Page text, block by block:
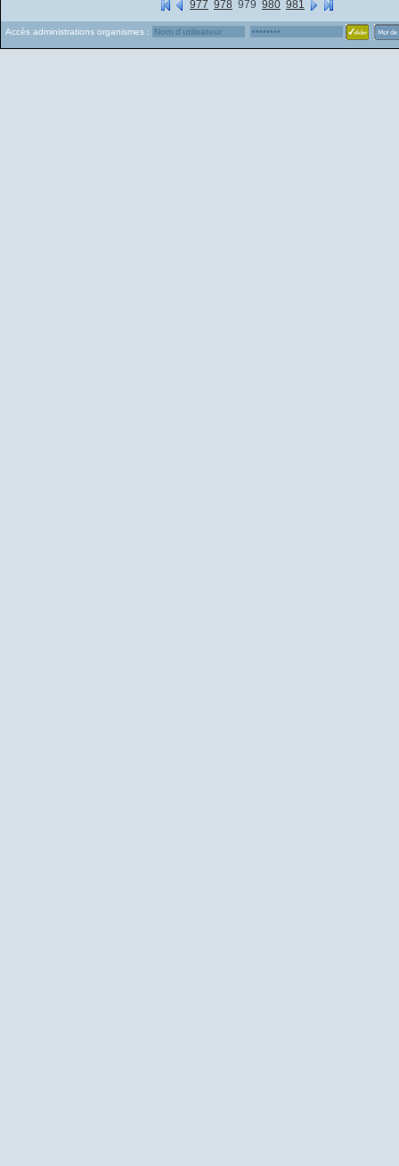
977 978 979 980 981
Accès administrations organismes :